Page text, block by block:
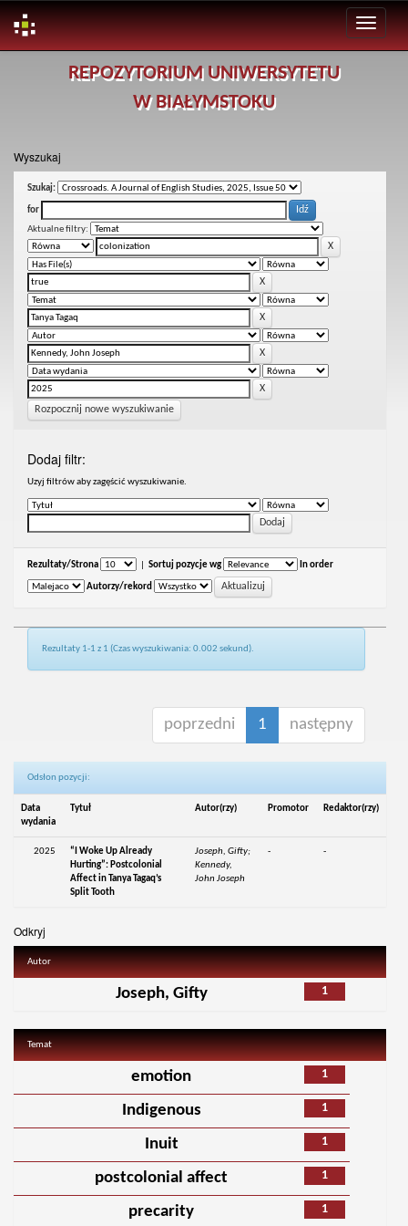
REPOZYTORIUM UNIWERSYTETU
W BIAŁYMSTOKU
Wyszukaj
Szukaj:
for
Aktualne filtry:
Rozpocznij nowe wyszukiwanie
Dodaj filtr:
Uzyj filtrów aby zagęścić wyszukiwanie.
Rezultaty/Strona Sortuj pozycje wg In order
Autorzy/rekord
Rezultaty 1-1 z 1 (Czas wyszukiwania: 0.002 sekund).
poprzedni 1 następny
Odsłon pozycji:
Data
wydania
Tytuł Autor(rzy) Promotor Redaktor(rzy)
2025
“I Woke Up Already
Hurting”: Postcolonial
Affect in Tanya Tagaq’s
Split Tooth
Joseph, Gifty;
Kennedy,
John Joseph
- -
Odkryj
Autor
1
Joseph, Gifty
Temat
1
emotion
1
Indigenous
1
Inuit
1
postcolonial affect
1
precarity